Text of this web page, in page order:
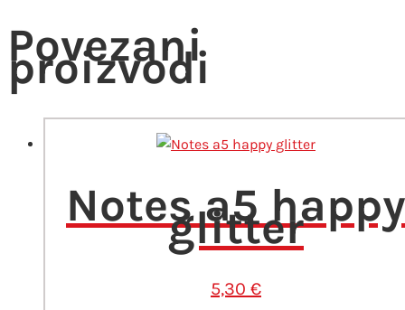
Povezani
proizvodi
Notes a5 happy
glitter
5,30 €